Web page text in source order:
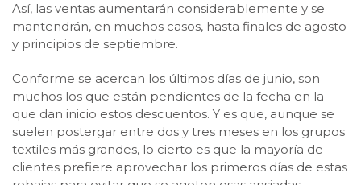
Así, las ventas aumentarán considerablemente y se
mantendrán, en muchos casos, hasta finales de agosto
y principios de septiembre.
Conforme se acercan los últimos días de junio, son
muchos los que están pendientes de la fecha en la
que dan inicio estos descuentos. Y es que, aunque se
suelen postergar entre dos y tres meses en los grupos
textiles más grandes, lo cierto es que la mayoría de
clientes prefiere aprovechar los primeros días de estas